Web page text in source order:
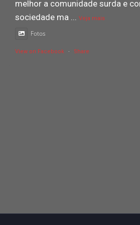
melhor a comunidade surda e
sociedade ma ... Veja mais
Fotos
View on Facebook · Share